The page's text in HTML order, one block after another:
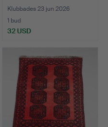
Klubbades 23 jun 2026
1 bud
32 USD